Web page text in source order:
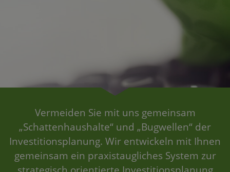
Vermeiden Sie mit uns gemeinsam
„Schattenhaushalte“ und „Bugwellen“ der
Investitionsplanung. Wir entwickeln mit Ihnen
gemeinsam ein praxistaugliches System zur